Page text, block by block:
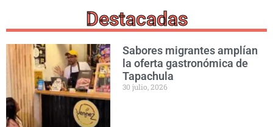
Destacadas
Sabores migrantes amplían
la oferta gastronómica de
Tapachula
30 julio, 2026